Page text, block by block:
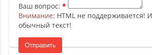
Ваш вопрос:
Внимание: HTML не поддерживается!
обычный текст!
Отправить